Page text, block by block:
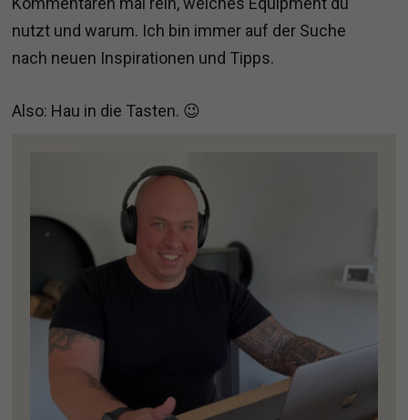
nutzt und warum. Ich bin immer auf der Suche
nach neuen Inspirationen und Tipps.
Also: Hau in die Tasten. 😉